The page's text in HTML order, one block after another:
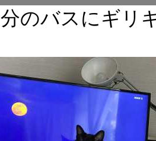
分のバスにギリ